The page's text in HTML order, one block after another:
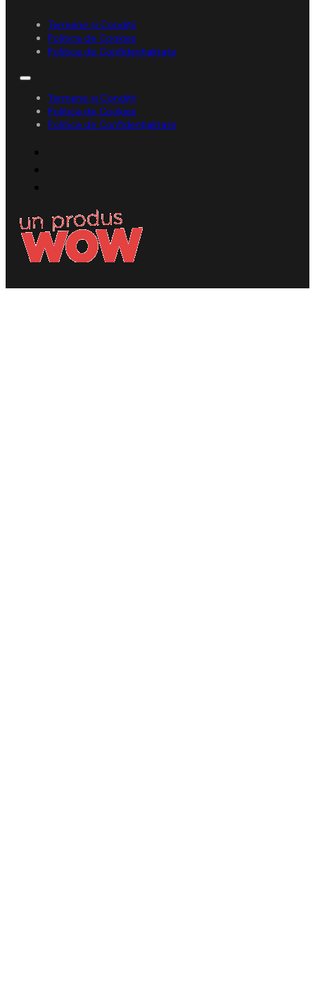
Termene și Condiții
Politica de Cookies
Politica de Confidențialitate
Termene și Condiții
Politica de Cookies
Politica de Confidențialitate